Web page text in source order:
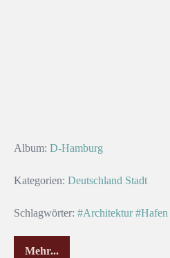
Album: D-Hamburg
Kategorien: Deutschland Stadt
Schlagwörter: #Architektur #Hafen
Mehr...